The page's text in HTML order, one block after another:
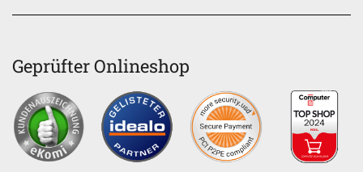
Geprüfter Onlineshop